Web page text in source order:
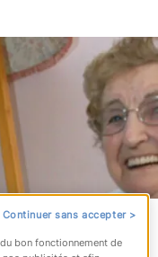
ces
Continuer sans accepter >
bon fonctionnement de